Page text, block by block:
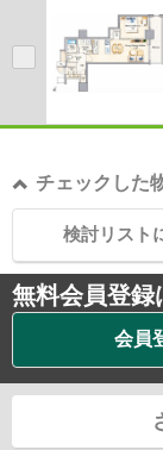
チェックした
検討リスト
無料会員登録
会員